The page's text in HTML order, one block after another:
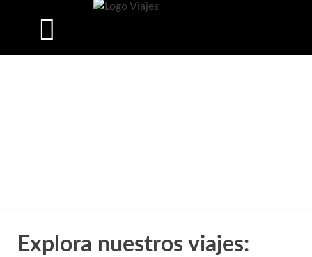
Explora nuestros viajes: